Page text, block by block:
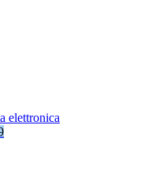
elettronica